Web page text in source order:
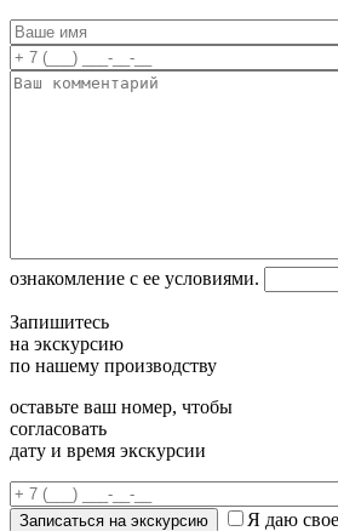
ознакомление с ее условиями.
Запишитесь
на экскурсию
по нашему производству
оставьте ваш номер, чтобы
согласовать
дату и время экскурсии
Я даю